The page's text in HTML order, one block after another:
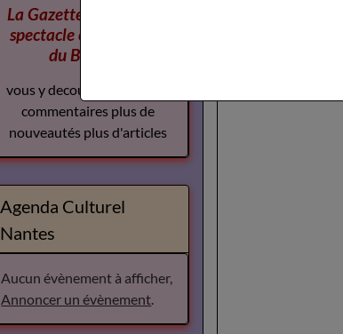
La Gazette des Arts du
spectaclecomplement
du Boudoir
vous y decouvrirez plus de
commentaires plus de
nouveautés plus d'articles
Agenda Culturel
Nantes
Aucun évènement à afficher,
Annoncer un évènement.